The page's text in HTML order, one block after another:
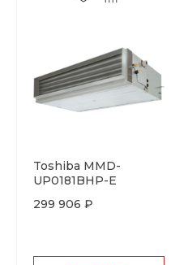
Toshiba MMD-
UP0181BHP-E
299 906 ₽